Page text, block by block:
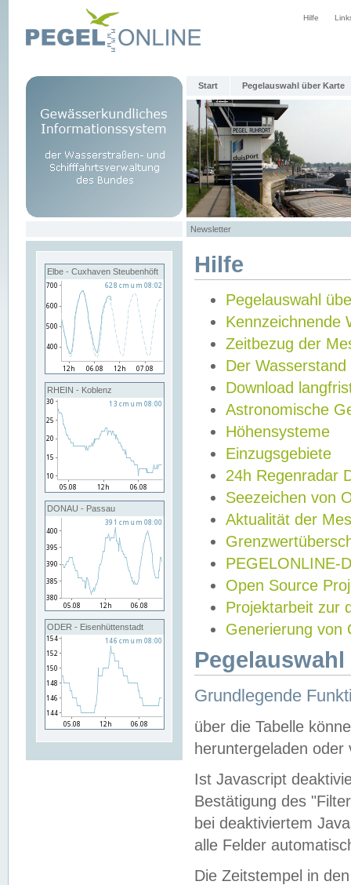
Hilfe
Start Pegelauswahl über Karte
Newsletter
Elbe - Cuxhaven Steubenhöft
RHEIN - Koblenz
DONAU - Passau
ODER - Eisenhüttenstadt
Hilfe
Pegelauswahl
Kennzeichnende
Zeitbezug der
Der Wasserstand
Download
Astronomische
Höhensysteme
Einzugsgebiete
24h Regenradar
Seezeichen von
Aktualität der
PEGELONLINE-
Open Source
Projektarbeit zur
Generierung von
Grundlegende
über die Tabelle
heruntergeladen oder
Ist Javascript
Bestätigung des
bei deaktiviertem
alle Felder
Die Zeitstempel in